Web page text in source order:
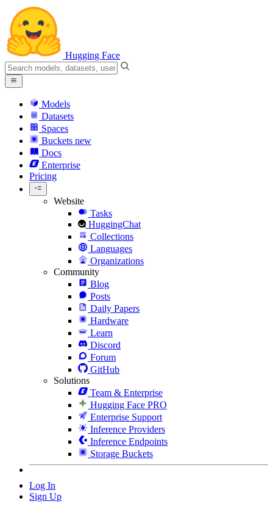
Hugging Face
Models
Datasets
Spaces
Buckets new
Docs
Enterprise
Pricing
Website
Tasks
HuggingChat
Collections
Languages
Organizations
Community
Blog
Posts
Daily Papers
Hardware
Learn
Discord
Forum
GitHub
Solutions
Team & Enterprise
Hugging Face PRO
Enterprise Support
Inference Providers
Inference Endpoints
Storage Buckets
Log In
Sign Up